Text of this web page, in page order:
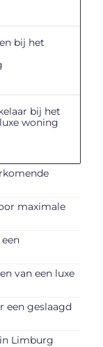
bij het
bij het
woning
maximale
van een luxe
een geslaagd
Limburg